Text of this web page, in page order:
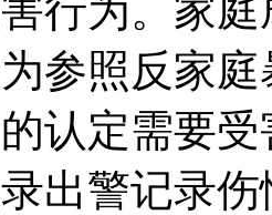
行为。家
参照反家
认定需要
出警记录